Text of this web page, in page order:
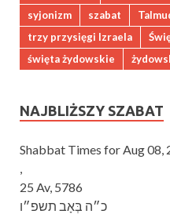
syjonizm
szabat
trzy przysięgi Izraela
święta żydowskie
NAJBLIŻSZY SZABAT
Shabbat Times for Aug 08,
25 Av, 5786
כ״ה בְּאָב תשפ״ו